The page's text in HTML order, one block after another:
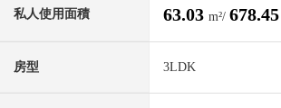
私人使用面積 63.03 m²/ 678.45
房型 3LDK